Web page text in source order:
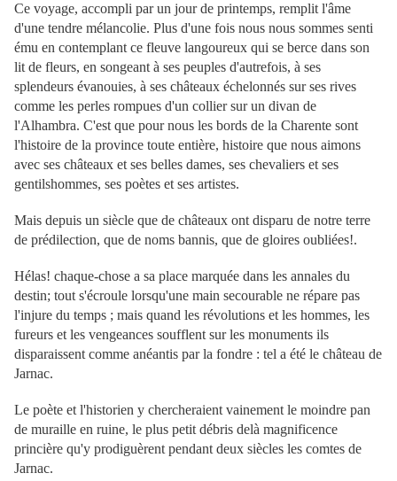
Ce voyage, accompli par un jour de printemps, remplit l'âme
d'une tendre mélancolie. Plus d'une fois nous nous sommes senti
ému en contemplant ce fleuve langoureux qui se berce dans son
lit de fleurs, en songeant à ses peuples d'autrefois, à ses
splendeurs évanouies, à ses châteaux échelonnés sur ses rives
comme les perles rompues d'un collier sur un divan de
l'Alhambra. C'est que pour nous les bords de la Charente sont
l'histoire de la province toute entière, histoire que nous aimons
avec ses châteaux et ses belles dames, ses chevaliers et ses
gentilshommes, ses poètes et ses artistes.
Mais depuis un siècle que de châteaux ont disparu de notre terre
de prédilection, que de noms bannis, que de gloires oubliées!.
Hélas! chaque-chose a sa place marquée dans les annales du
destin; tout s'écroule lorsqu'une main secourable ne répare pas
l'injure du temps ; mais quand les révolutions et les hommes, les
fureurs et les vengeances soufflent sur les monuments ils
disparaissent comme anéantis par la fondre : tel a été le château de
Jarnac.
Le poète et l'historien y chercheraient vainement le moindre pan
de muraille en ruine, le plus petit débris delà magnificence
princière qu'y prodiguèrent pendant deux siècles les comtes de
Jarnac.